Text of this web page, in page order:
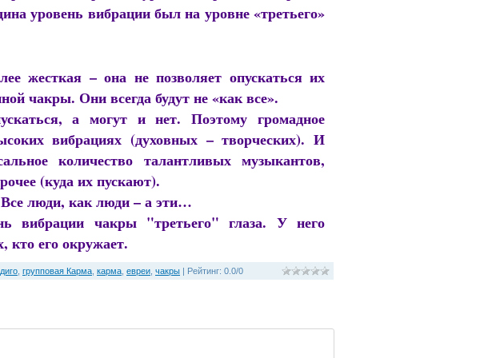
уровень вибрации был на уровне «третьего»
жесткая – она не позволяет опускаться их
чакры. Они всегда будут не «как все».
а могут и нет. Поэтому громадное
вибрациях (духовных – творческих). И
количество талантливых музыкантов,
(куда их пускают).
люди, как люди – а эти…
вибрации чакры "третьего" глаза. У него
кто его окружает.
групповая Карма карма евреи чакры Рейтинг: 0.0/0